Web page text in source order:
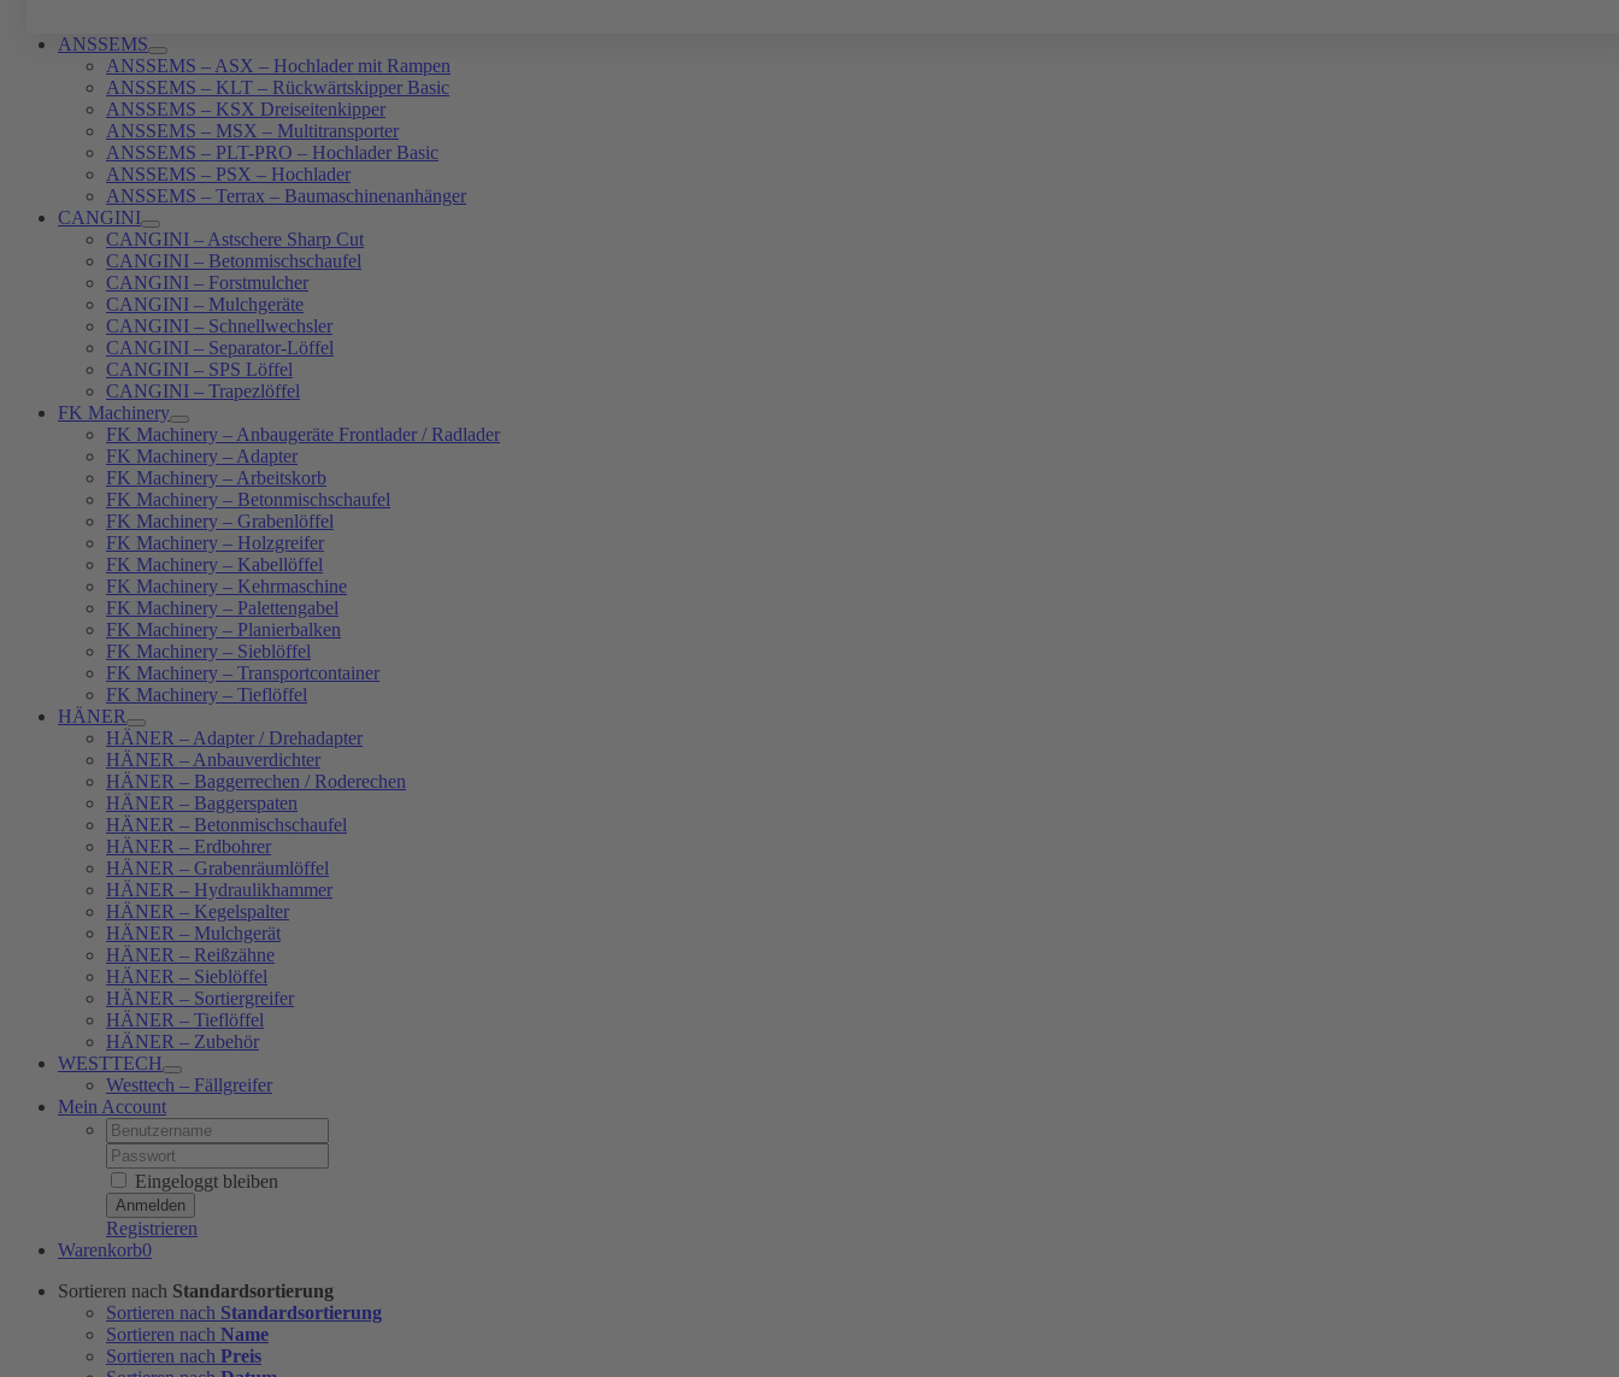
ANSSEMS
ANSSEMS – ASX – Hochlader mit Rampen
ANSSEMS – KLT – Rückwärtskipper Basic
ANSSEMS – KSX Dreiseitenkipper
ANSSEMS – MSX – Multitransporter
ANSSEMS – PLT-PRO – Hochlader Basic
ANSSEMS – PSX – Hochlader
ANSSEMS – Terrax – Baumaschinenanhänger
CANGINI
CANGINI – Astschere Sharp Cut
CANGINI – Betonmischschaufel
CANGINI – Forstmulcher
CANGINI – Mulchgeräte
CANGINI – Schnellwechsler
CANGINI – Separator-Löffel
CANGINI – SPS Löffel
CANGINI – Trapezlöffel
FK Machinery
FK Machinery – Anbaugeräte Frontlader / Radlader
FK Machinery – Adapter
FK Machinery – Arbeitskorb
FK Machinery – Betonmischschaufel
FK Machinery – Grabenlöffel
FK Machinery – Holzgreifer
FK Machinery – Kabellöffel
FK Machinery – Kehrmaschine
FK Machinery – Palettengabel
FK Machinery – Planierbalken
FK Machinery – Sieblöffel
FK Machinery – Transportcontainer
FK Machinery – Tieflöffel
HÄNER
HÄNER – Adapter / Drehadapter
HÄNER – Anbauverdichter
HÄNER – Baggerrechen / Roderechen
HÄNER – Baggerspaten
HÄNER – Betonmischschaufel
HÄNER – Erdbohrer
HÄNER – Grabenräumlöffel
HÄNER – Hydraulikhammer
HÄNER – Kegelspalter
HÄNER – Mulchgerät
HÄNER – Reißzähne
HÄNER – Sieblöffel
HÄNER – Sortiergreifer
HÄNER – Tieflöffel
HÄNER – Zubehör
WESTTECH
Westtech – Fällgreifer
Mein Account
Username:
Password:
Eingeloggt bleiben
Registrieren
Warenkorb0
Sortieren nach Standardsortierung
Sortieren nach Standardsortierung
Sortieren nach Name
Sortieren nach Preis